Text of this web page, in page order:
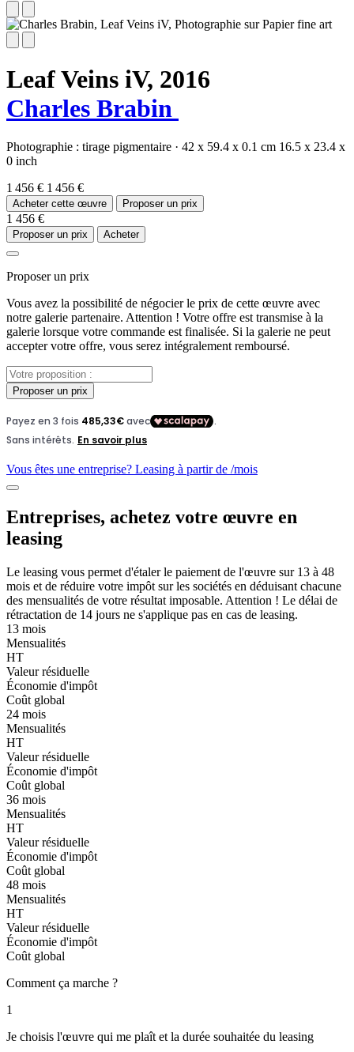
Leaf Veins iV, 2016
Charles Brabin
Photographie : tirage pigmentaire · 42 x 59.4 x 0.1 cm 16.5 x 23.4 x
0 inch
1 456 € 1 456 €
Acheter cette œuvre Proposer un prix
1 456 €
Proposer un prix Acheter
Proposer un prix
Vous avez la possibilité de négocier le prix de cette œuvre avec
notre galerie partenaire. Attention ! Votre offre est transmise à la
galerie lorsque votre commande est finalisée. Si la galerie ne peut
accepter votre offre, vous serez intégralement remboursé.
Proposer un prix
Vous êtes une entreprise? Leasing à partir de /mois
Entreprises, achetez votre œuvre en
leasing
Le leasing vous permet d'étaler le paiement de l'œuvre sur 13 à 48
mois et de réduire votre impôt sur les sociétés en déduisant chacune
des mensualités de votre résultat imposable. Attention ! Le délai de
rétractation de 14 jours ne s'applique pas en cas de leasing.
13 mois
Mensualités
HT
Valeur résiduelle
Économie d'impôt
Coût global
24 mois
Mensualités
HT
Valeur résiduelle
Économie d'impôt
Coût global
36 mois
Mensualités
HT
Valeur résiduelle
Économie d'impôt
Coût global
48 mois
Mensualités
HT
Valeur résiduelle
Économie d'impôt
Coût global
Comment ça marche ?
1
Je choisis l'œuvre qui me plaît et la durée souhaitée du leasing